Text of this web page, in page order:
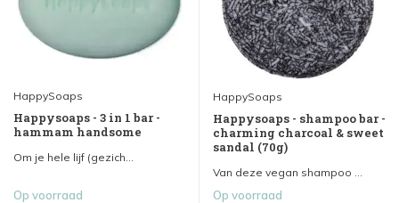
HappySoaps
Happysoaps - 3 in 1 bar -
hammam handsome
Om je hele lijf (gezich...
Op voorraad
HappySoaps
Happysoaps - shampoo bar -
charming charcoal & sweet
sandal (70g)
Van deze vegan shampoo ...
Op voorraad